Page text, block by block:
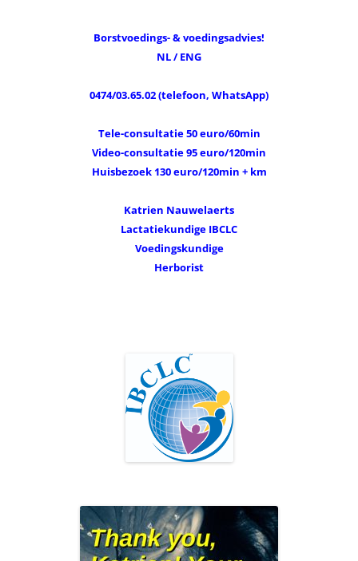
Borstvoedings- & voedingsadvies!
NL / ENG
0474/03.65.02 (telefoon, WhatsApp)
Tele-consultatie 50 euro/60min
Video-consultatie 95 euro/120min
Huisbezoek 130 euro/120min + km
Katrien Nauwelaerts
Lactatiekundige IBCLC
Voedingskundige
Herborist